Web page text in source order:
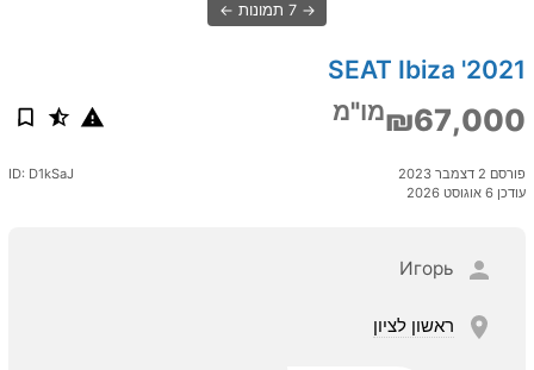
7 תמונות
2021' SEAT Ibiza
₪67,000מו"מ
פורסם 2 דצמבר 2023
עודכן 6 אוגוסט 2026
ID: D1kSaJ
Игорь
ראשון לציון